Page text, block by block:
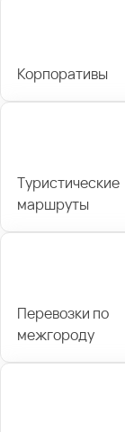
Корпоративы
Туристические
маршруты
Перевозки по
межгороду